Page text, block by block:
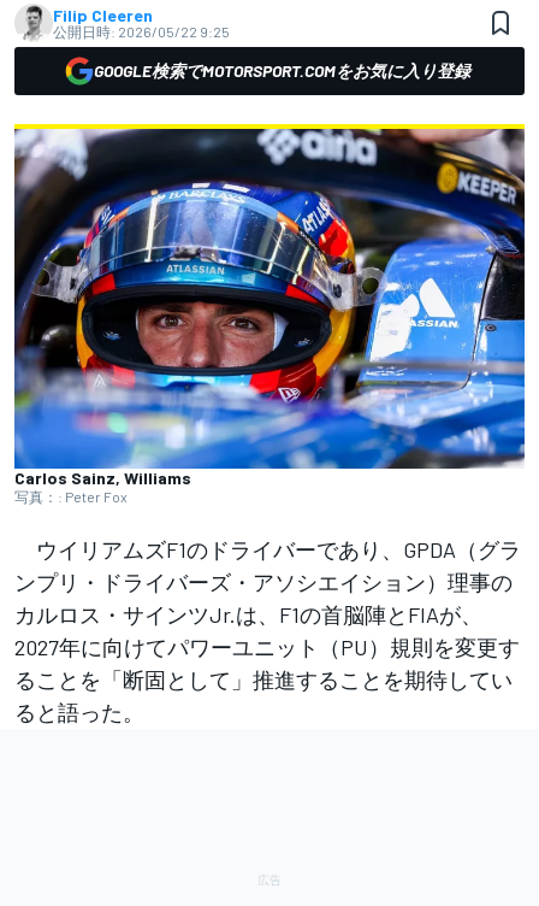
Filip Cleeren
公開日時: 2026/05/22 9:25
GOOGLE検索でMOTORSPORT.COMをお気に入り登録
Carlos Sainz, Williams
写真：: Peter Fox
ウイリアムズF1のドライバーであり、GPDA（グラ
ンプリ・ドライバーズ・アソシエイション）理事の
カルロス・サインツJr.は、F1の首脳陣とFIAが、
2027年に向けてパワーユニット（PU）規則を変更す
ることを「断固として」推進することを期待してい
ると語った。